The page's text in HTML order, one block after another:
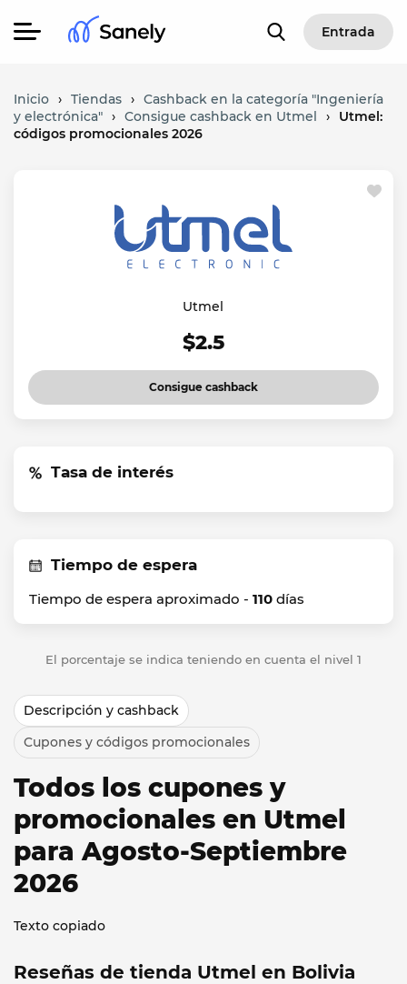
Entrada
Inicio › Tiendas › Cashback en la categoría "Ingeniería
y electrónica" › Consigue cashback en Utmel ›
Utmel:
códigos promocionales 2026
Utmel
$2.5
Consigue cashback
Tasa de interés
Tiempo de espera
Tiempo de espera aproximado - 110 días
El porcentaje se indica teniendo en cuenta el nivel 1
Descripción y cashback
Cupones y códigos promocionales
Todos los cupones y
promocionales en Utmel
para Agosto-Septiembre
2026
Texto copiado
Reseñas de tienda Utmel en Bolivia